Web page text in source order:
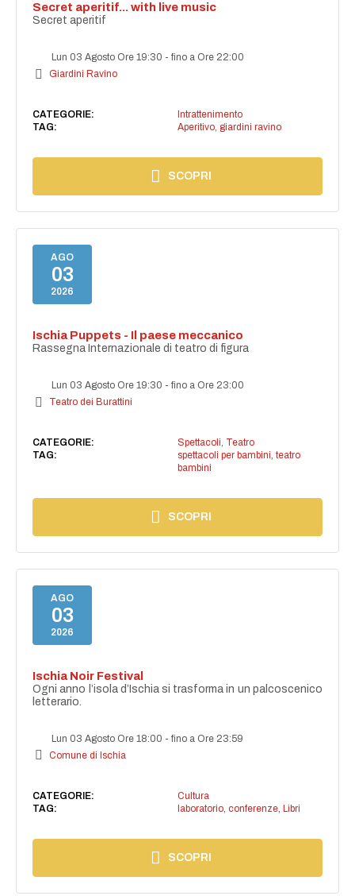
Secret aperitif... with live music
Secret aperitif
Lun 03 Agosto Ore 19:30 -fino a Ore 22:00
Giardini Ravino
CATEGORIE:
Intrattenimento
TAG:
Aperitivo, giardini ravino
SCOPRI
AGO
03
2026
Ischia Puppets - Il paese meccanico
Rassegna Internazionale di teatro di figura
Lun 03 Agosto Ore 19:30 -fino a Ore 23:00
Teatro dei Burattini
CATEGORIE: Spettacoli, Teatro
TAG:
spettacoli per bambini, teatro
bambini
SCOPRI
AGO
03
2026
Ischia Noir Festival
Ogni anno l’isola d’Ischia si trasforma in un palcoscenico
letterario.
Lun 03 Agosto Ore 18:00 -fino a Ore 23:59
Comune di Ischia
CATEGORIE:
Cultura
TAG:
laboratorio, conferenze, Libri
SCOPRI